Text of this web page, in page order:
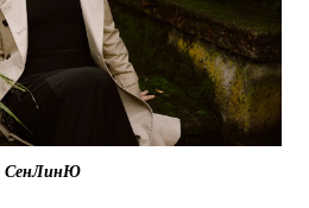
СенЛинЮ